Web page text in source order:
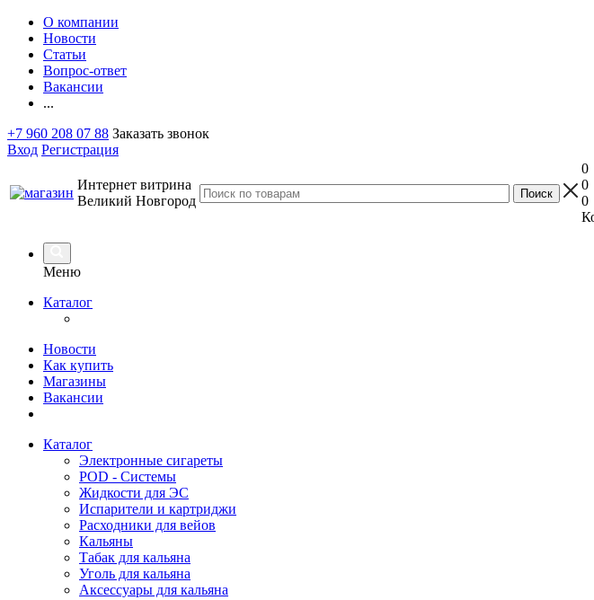
О компании
Новости
Статьи
Вопрос-ответ
Вакансии
...
+7 960 208 07 88 Заказать звонок
Вход Регистрация
Интернет витрина
Великий Новгород
0
0
0
Меню
Каталог
Новости
Как купить
Магазины
Вакансии
Каталог
Электронные сигареты
POD - Системы
Жидкости для ЭС
Испарители и картриджи
Расходники для вейов
Кальяны
Табак для кальяна
Уголь для кальяна
Аксессуары для кальяна